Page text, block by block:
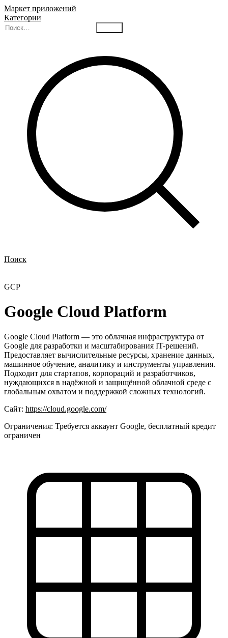
Маркет приложений
Категории
Поиск
GCP
Google Cloud Platform
Google Cloud Platform — это облачная инфраструктура от
Google для разработки и масштабирования IT-решений.
Предоставляет вычислительные ресурсы, хранение данных,
машинное обучение, аналитику и инструменты управления.
Подходит для стартапов, корпораций и разработчиков,
нуждающихся в надёжной и защищённой облачной среде с
глобальным охватом и поддержкой сложных технологий.
Сайт: https://cloud.google.com/
Ограничения: Требуется аккаунт Google, бесплатный кредит
ограничен